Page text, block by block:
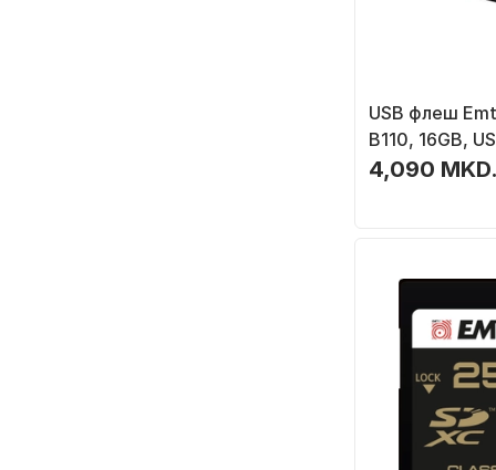
USB флеш
B110, 16GB,
4,090 MKD.